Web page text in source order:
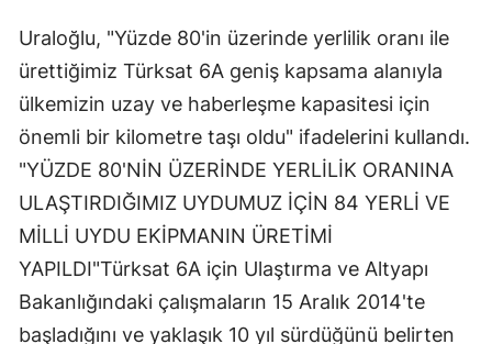
Uraloğlu, "Yüzde 80'in üzerinde yerlilik oranı ile
ürettiğimiz Türksat 6A geniş kapsama alanıyla
ülkemizin uzay ve haberleşme kapasitesi için
önemli bir kilometre taşı oldu" ifadelerini kullandı.
"YÜZDE 80'NİN ÜZERİNDE YERLİLİK ORANINA
ULAŞTIRDIĞIMIZ UYDUMUZ İÇİN 84 YERLİ VE
MİLLİ UYDU EKİPMANIN ÜRETİMİ
YAPILDI"Türksat 6A için Ulaştırma ve Altyapı
Bakanlığındaki çalışmaların 15 Aralık 2014'te
başladığını ve yaklaşık 10 yıl sürdüğünü belirten